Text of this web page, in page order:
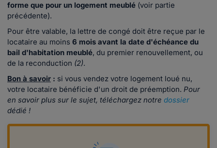
forme que pour un logement meublé (voir partie
précédente).
Pour être valable, la lettre de congé doit être reçue par le
locataire au moins 6 mois avant la date d'échéance du
bail d'habitation meublé, du premier renouvellement, ou
de la reconduction (2).
Bon à savoir : si vous vendez votre logement loué nu,
votre locataire bénéficie d'un droit de préemption. Pour
en savoir plus sur le sujet, téléchargez notre dossier
dédié !